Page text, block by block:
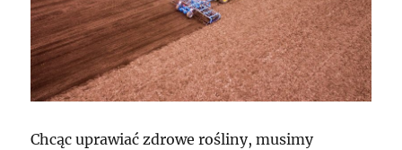
Chcąc uprawiać zdrowe rośliny, musimy